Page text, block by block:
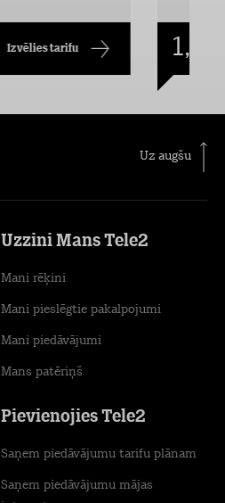
Izvēlies tarifu 1,00
Uz augšu
Uzzini Mans Tele2
Mani rēķini
Mani pieslēgtie pakalpojumi
Mani piedāvājumi
Mans patēriņš
Pievienojies Tele2
Saņem piedāvājumu tarifu plānam
Saņem piedāvājumu mājas